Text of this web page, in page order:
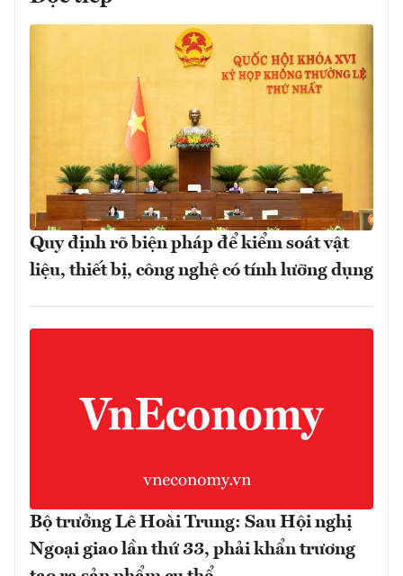
Quy định rõ biện pháp để kiểm soát vật
liệu, thiết bị, công nghệ có tính lưỡng dụng
Bộ trưởng Lê Hoài Trung: Sau Hội nghị
Ngoại giao lần thứ 33, phải khẩn trương